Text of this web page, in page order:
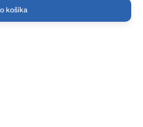
košíka